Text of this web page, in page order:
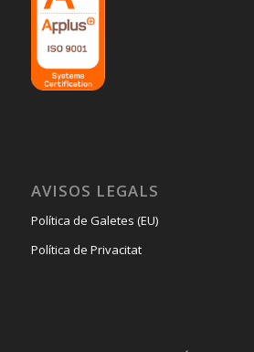
AVISOS LEGALS
Política de Galetes (EU)
Política de Privacitat